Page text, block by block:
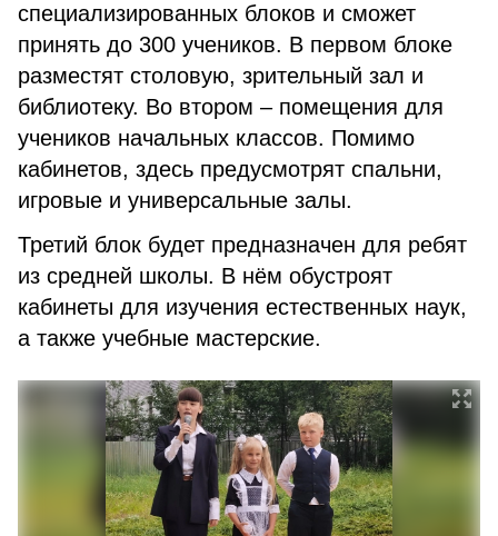
специализированных блоков и сможет
принять до 300 учеников. В первом блоке
разместят столовую, зрительный зал и
библиотеку. Во втором – помещения для
учеников начальных классов. Помимо
кабинетов, здесь предусмотрят спальни,
игровые и универсальные залы.
Третий блок будет предназначен для ребят
из средней школы. В нём обустроят
кабинеты для изучения естественных наук,
а также учебные мастерские.